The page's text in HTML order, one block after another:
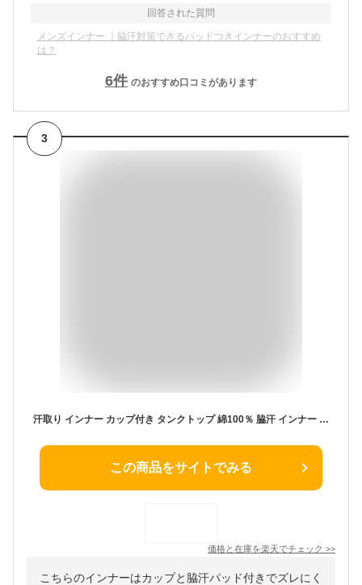
回答された質問
メンズインナー ｜脇汗対策できるパッドつきインナーのおすすめ
は？
6件 のおすすめ口コミがあります
3
汗取り インナー カップ付き タンクトップ 綿100％ 脇汗 インナー レディース 綿100％ わき汗取りパッド付き 汗ジミ対策 汗染み防止 大きいサイズ 汗対策 汗取りパッド付き 春夏 綿素材 レディース ノースリーブ シャツ 吸汗速乾 白 ホワイト ベージュ オフホワイト M/L/LL
この商品をサイトでみる
価格と在庫を楽天でチェック >>
こちらのインナーはカップと脇汗パッド付きでズレにく